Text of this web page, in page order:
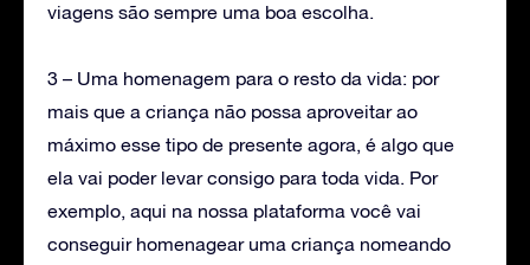
viagens são sempre uma boa escolha.
3 – Uma homenagem para o resto da vida: por
mais que a criança não possa aproveitar ao
máximo esse tipo de presente agora, é algo que
ela vai poder levar consigo para toda vida. Por
exemplo, aqui na nossa plataforma você vai
conseguir homenagear uma criança nomeando